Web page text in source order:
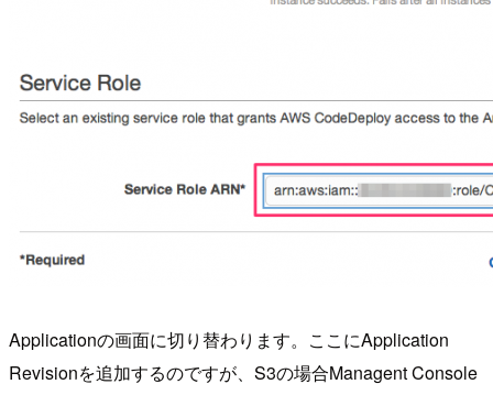
Applicationの画面に切り替わります。ここにApplication
Revisionを追加するのですが、S3の場合Managent Console